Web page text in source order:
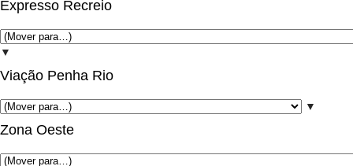
Expresso Recreio
▼
Viação Penha Rio
▼
Zona Oeste